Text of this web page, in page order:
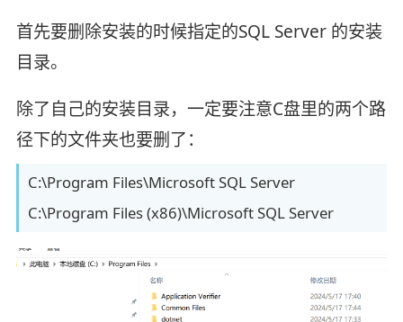
首先要删除安装的时候指定的SQL Server 的安装
目录。
除了自己的安装目录，一定要注意C盘里的两个路
径下的文件夹也要删了：
C:\Program Files\Microsoft SQL Server
C:\Program Files (x86)\Microsoft SQL Server